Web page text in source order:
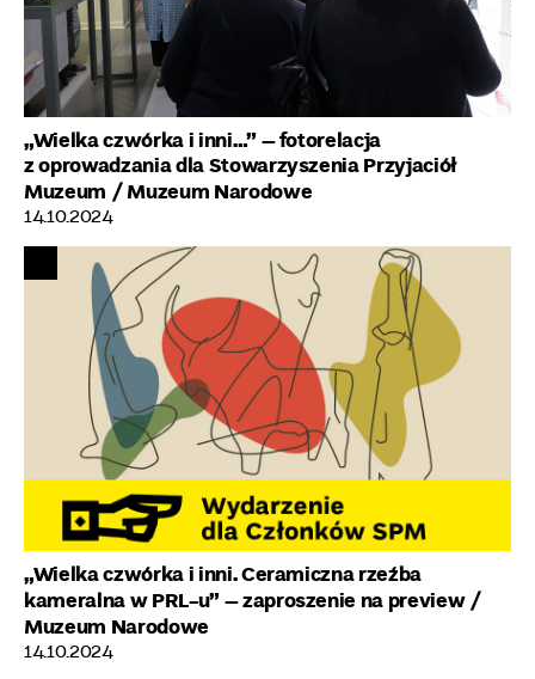
„Wielka czwórka i inni…” – fotorelacja
z oprowadzania dla Stowarzyszenia Przyjaciół
Muzeum / Muzeum Narodowe
14.10.2024
„Wielka czwórka i inni. Ceramiczna rzeźba
kameralna w PRL-u” – zaproszenie na preview /
Muzeum Narodowe
14.10.2024